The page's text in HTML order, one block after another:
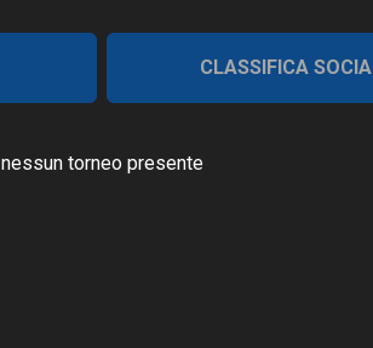
CLASSIFICA
nessun torneo presente